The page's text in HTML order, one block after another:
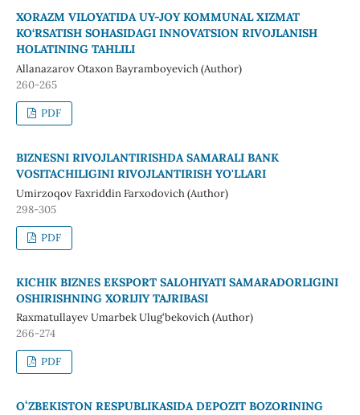
XORAZM VILOYATIDA UY-JOY KOMMUNAL XIZMAT
KO‘RSATISH SOHASIDAGI INNOVATSION RIVOJLANISH
HOLATINING TAHLILI
Allanazarov Otaxon Bayramboyevich (Author)
260-265
PDF
BIZNESNI RIVOJLANTIRISHDA SAMARALI BANK
VOSITACHILIGINI RIVOJLANTIRISH YO'LLARI
Umirzoqov Faxriddin Farxodovich (Author)
298-305
PDF
KICHIK BIZNES EKSPORT SALOHIYATI SAMARADORLIGINI
OSHIRISHNING XORIJIY TAJRIBASI
Raxmatullayev Umarbek Ulug‘bekovich (Author)
266-274
PDF
OʻZBEKISTON RESPUBLIKASIDA DEPOZIT BOZORINING